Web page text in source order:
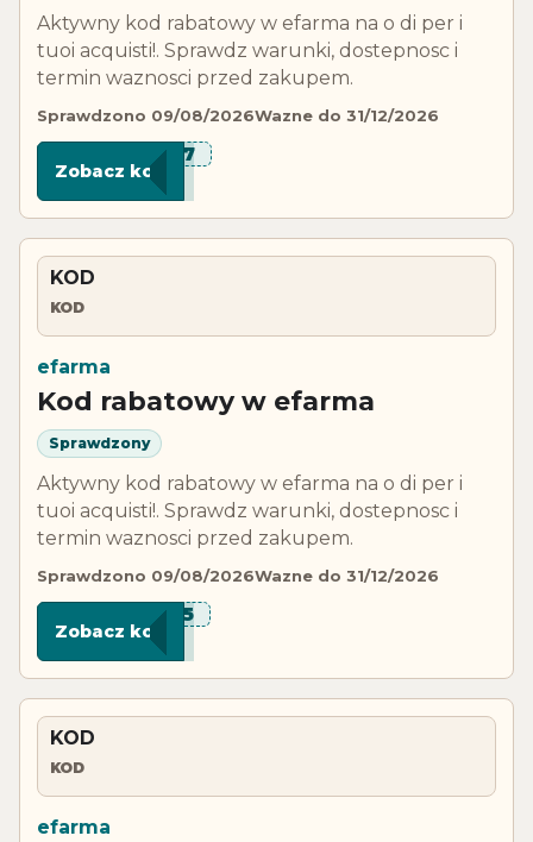
Aktywny kod rabatowy w efarma na o di per i
tuoi acquisti!. Sprawdz warunki, dostepnosc i
termin waznosci przed zakupem.
Sprawdzono 09/08/2026Wazne do 31/12/2026
***N-7
Zobacz kod
KOD
KOD
efarma
Kod rabatowy w efarma
Sprawdzony
Aktywny kod rabatowy w efarma na o di per i
tuoi acquisti!. Sprawdz warunki, dostepnosc i
termin waznosci przed zakupem.
Sprawdzono 09/08/2026Wazne do 31/12/2026
***N-5
Zobacz kod
KOD
KOD
efarma